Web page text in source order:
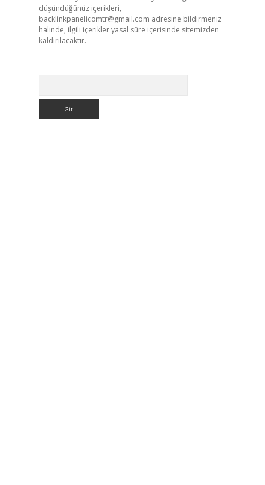
düşündüğünüz içerikleri,
backlinkpanelicomtr@gmail.com adresine bildirmeniz
halinde, ilgili içerikler yasal süre içerisinde sitemizden
kaldırılacaktır.